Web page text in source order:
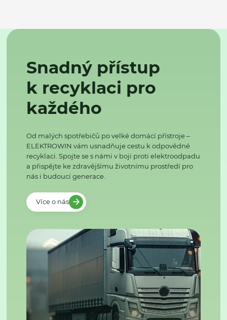
Snadný přístup
k recyklaci pro
každého
Od malých spotřebičů po velké domácí přístroje –
ELEKTROWIN vám usnadňuje cestu k odpovědné
recyklaci. Spojte se s námi v boji proti elektroodpadu
a přispějte ke zdravějšímu životnímu prostředí pro
nás i budoucí generace.
Více o nás